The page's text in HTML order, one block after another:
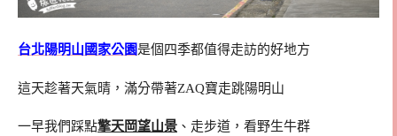
台北陽明山國家公園是個四季都值得走訪的好地方
這天趁著天氣晴，滿分帶著ZAQ寶走跳陽明山
一早我們踩點擎天岡望山景 、走步道，看野生牛群